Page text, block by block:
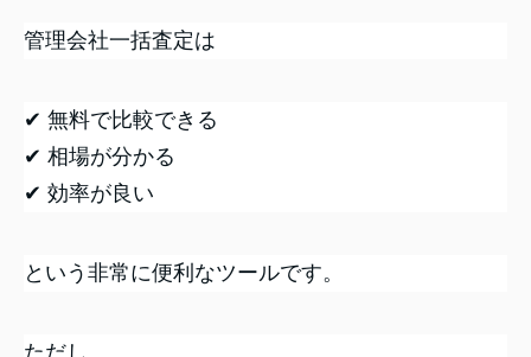
管理会社一括査定は
✔ 無料で比較できる
✔ 相場が分かる
✔ 効率が良い
という非常に便利なツールです。
ただし